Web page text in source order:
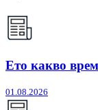
Ето какво
01.08.2026